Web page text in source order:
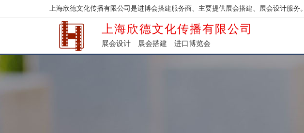
上海欣德文化传播有限公司是进博会搭建服务商、主要提供展会搭建、展会设计服务。
上海欣德文化传播有限公司
展会设计 展会搭建 进口博览会